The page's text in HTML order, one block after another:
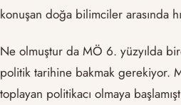
konuşan doğa bilimciler arasında
Ne olmuştur da MÖ 6. yüzyılda
politik tarihine bakmak gerekiyor.
toplayan politikacı olmaya